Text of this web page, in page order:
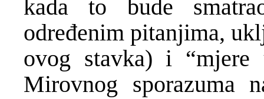
kada to bude
određenim pitanjima,
ovog stavka) i “mjere
Mirovnog sporazuma